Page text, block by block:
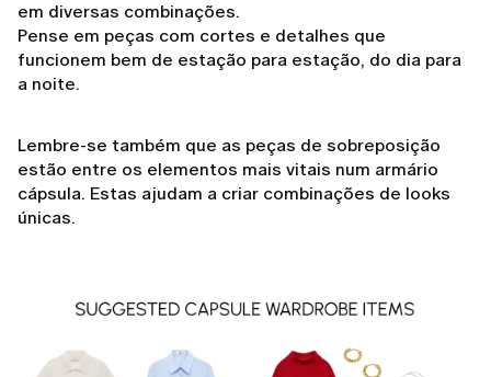
em diversas combinações.
Pense em peças com cortes e detalhes que
funcionem bem de estação para estação, do dia para
a noite.
Lembre-se também que as peças de sobreposição
estão entre os elementos mais vitais num armário
cápsula. Estas ajudam a criar combinações de looks
únicas.